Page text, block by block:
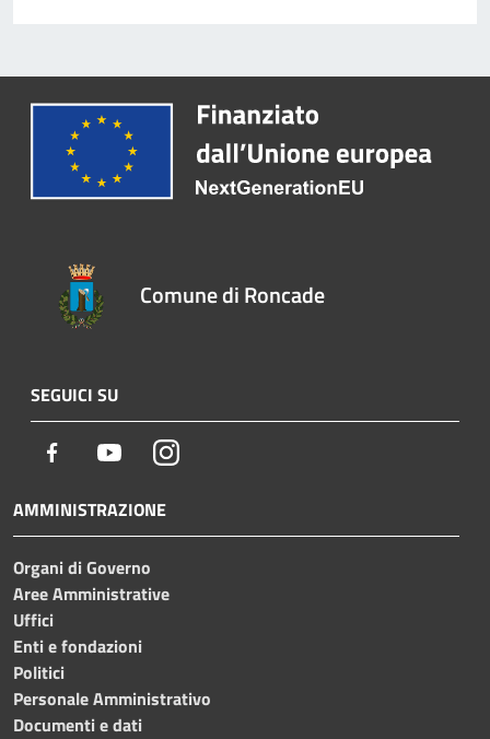
Comune di Roncade
SEGUICI SU
Facebook YoutubeInstagram
AMMINISTRAZIONE
Organi di Governo
Aree Amministrative
Uffici
Enti e fondazioni
Politici
Personale Amministrativo
Documenti e dati